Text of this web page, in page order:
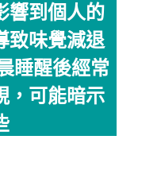
響到個人的
致味覺減退
睡醒後經常
，可能暗示